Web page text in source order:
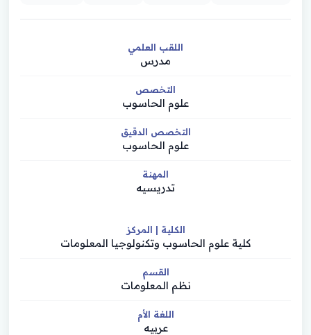
اللقب العلمي
مدرس
التخصص
علوم الحاسوب
التخصص الدقيق
علوم الحاسوب
المهنة
تدريسيه
الكلية | المركز
كلية علوم الحاسوب وتكنولوجيا المعلومات
القسم
نظم المعلومات
اللغة الأم
عربيه